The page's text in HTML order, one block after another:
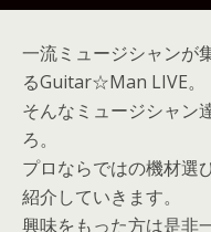
一流ミュージシャンが
るGuitar☆Man LIVE。
そんなミュージシャン
ろ。
プロならではの機材選
紹介していきます。
興味をもった方は是非